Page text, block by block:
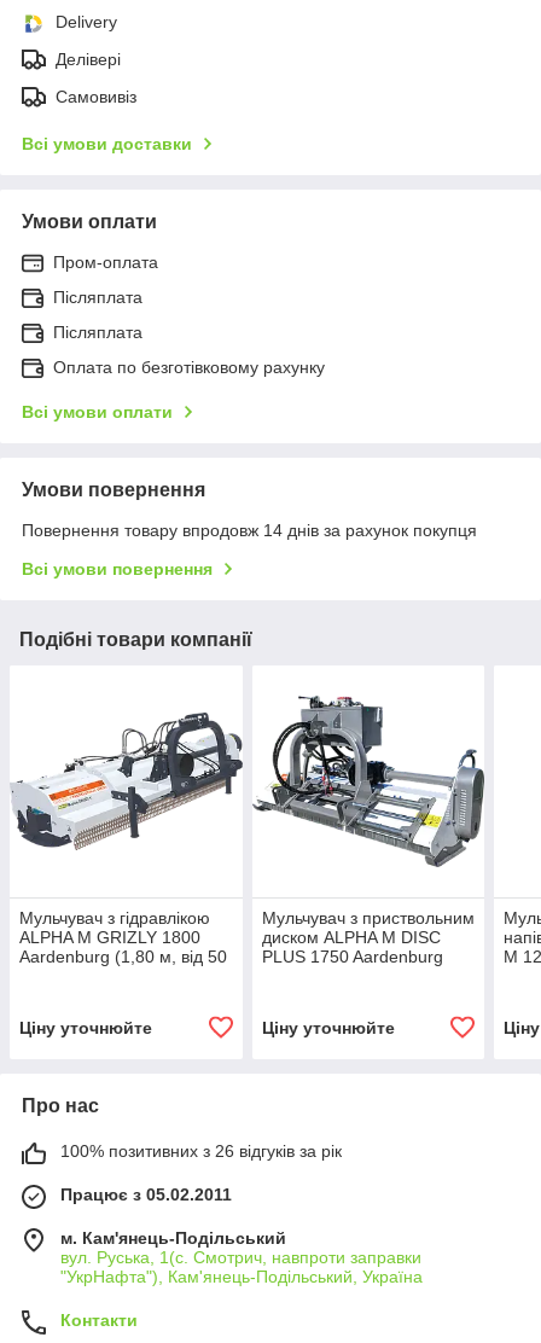
Delivery
Делівері
Самовивіз
Всі умови доставки
Умови оплати
Пром-оплата
Післяплата
Післяплата
Оплата по безготівковому рахунку
Всі умови оплати
Умови повернення
Повернення товару впродовж 14 днів за рахунок покупця
Всі умови повернення
Подібні товари компанії
Мульчувач з гідравлікою
ALPHA M GRIZLY 1800
Aardenburg (1,80 м, від 50
Ціну уточнюйте
Мульчувач з приствольним
диском ALPHA M DISC
PLUS 1750 Aardenburg
Ціну уточнюйте
M
Про нас
100% позитивних з 26 відгуків за рік
Працює з 05.02.2011
м. Кам'янець-Подільський
вул. Руська, 1(с. Смотрич, навпроти заправки
"УкрНафта"), Кам'янець-Подільський, Україна
Контакти